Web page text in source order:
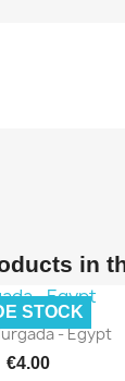
in
view
- Egypt
€4.00
STOCK